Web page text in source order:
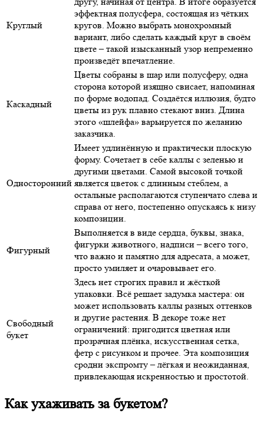
Круглый
эффектная полусфера, состоящая из чётких
кругов. Можно выбрать монохромный
вариант, либо сделать каждый круг в своём
цвете – такой изысканный узор непременно
произведёт впечатление.
Каскадный
Цветы собраны в шар или полусферу, одна
сторона которой изящно свисает, напоминая
по форме водопад. Создаётся иллюзия, будто
цветы из рук плавно стекают вниз. Длина
этого «шлейфа» варьируется по желанию
заказчика.
Односторонний
Имеет удлинённую и практически плоскую
форму. Сочетает в себе каллы с зеленью и
другими цветами. Самой высокой точкой
является цветок с длинным стеблем, а
остальные располагаются ступенчато слева и
справа от него, постепенно опускаясь к низу
композиции.
Фигурный
Выполняется в виде сердца, буквы, знака,
фигурки животного, надписи – всего того,
что важно и памятно для адресата, а может,
просто умиляет и очаровывает его.
Свободный
букет
Здесь нет строгих правил и жёсткой
упаковки. Всё решает задумка мастера: он
может использовать каллы разных оттенков
и другие растения. В декоре тоже нет
ограничений: пригодится цветная или
прозрачная плёнка, искусственная сетка,
фетр с рисунком и прочее. Эта композиция
сродни экспромту – лёгкая и неожиданная,
привлекающая искренностью и простотой.
Как ухаживать за букетом?